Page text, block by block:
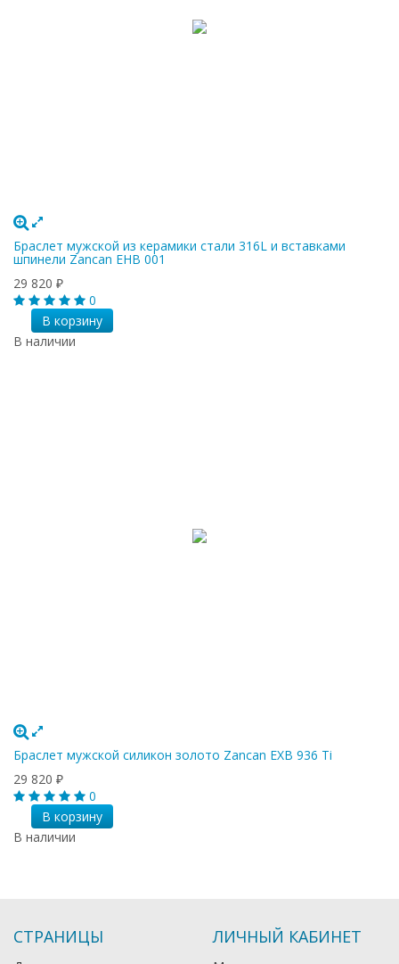
Браслет мужской из керамики стали 316L и вставками
шпинели Zancan EHB 001
29 820 ₽
0
В корзину
В наличии
Браслет мужской силикон золото Zancan EXB 936 Ti
29 820 ₽
0
В корзину
В наличии
СТРАНИЦЫ ЛИЧНЫЙ КАБИНЕТ